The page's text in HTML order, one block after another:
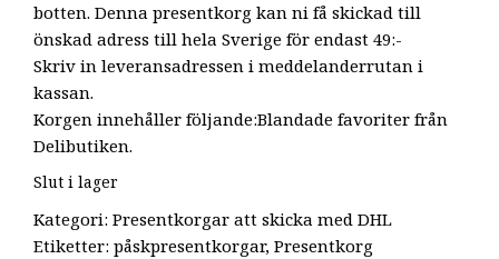
botten. Denna presentkorg kan ni få skickad till
önskad adress till hela Sverige för endast 49:-
Skriv in leveransadressen i meddelanderrutan i
kassan.
Korgen innehåller följande:Blandade favoriter från
Delibutiken.
Slut i lager
Kategori: Presentkorgar att skicka med DHL
Etiketter: påskpresentkorgar, Presentkorg